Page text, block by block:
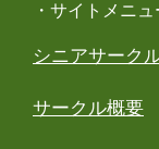
・サイトメニュ
シニアサーク
サークル概要